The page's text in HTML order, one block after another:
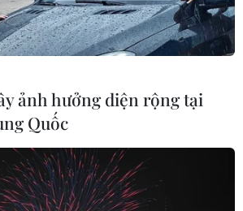
lập đỉnh 30 năm
giảm
bùng phát bệnh
cyclospora
ảnh hưởng diện rộng tại
Quốc